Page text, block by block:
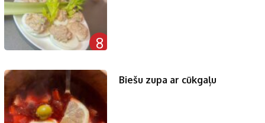
8
Biešu zupa ar cūkgaļu